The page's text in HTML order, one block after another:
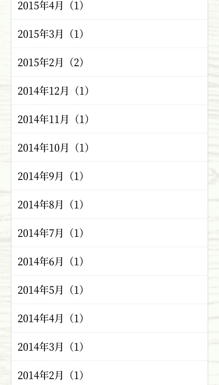
2015年4月（1）
2015年3月（1）
2015年2月（2）
2014年12月（1）
2014年11月（1）
2014年10月（1）
2014年9月（1）
2014年8月（1）
2014年7月（1）
2014年6月（1）
2014年5月（1）
2014年4月（1）
2014年3月（1）
2014年2月（1）